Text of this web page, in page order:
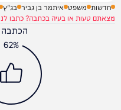
חדשות משפט איתמר בן גביר בג"ץ
מצאתם טעות או בעיה בכתבה? כתבו לנו
הכתבה
62%